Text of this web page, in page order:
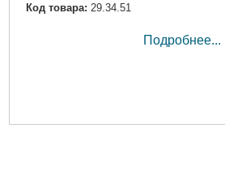
Код товара: 29.34.51
Подробнее...